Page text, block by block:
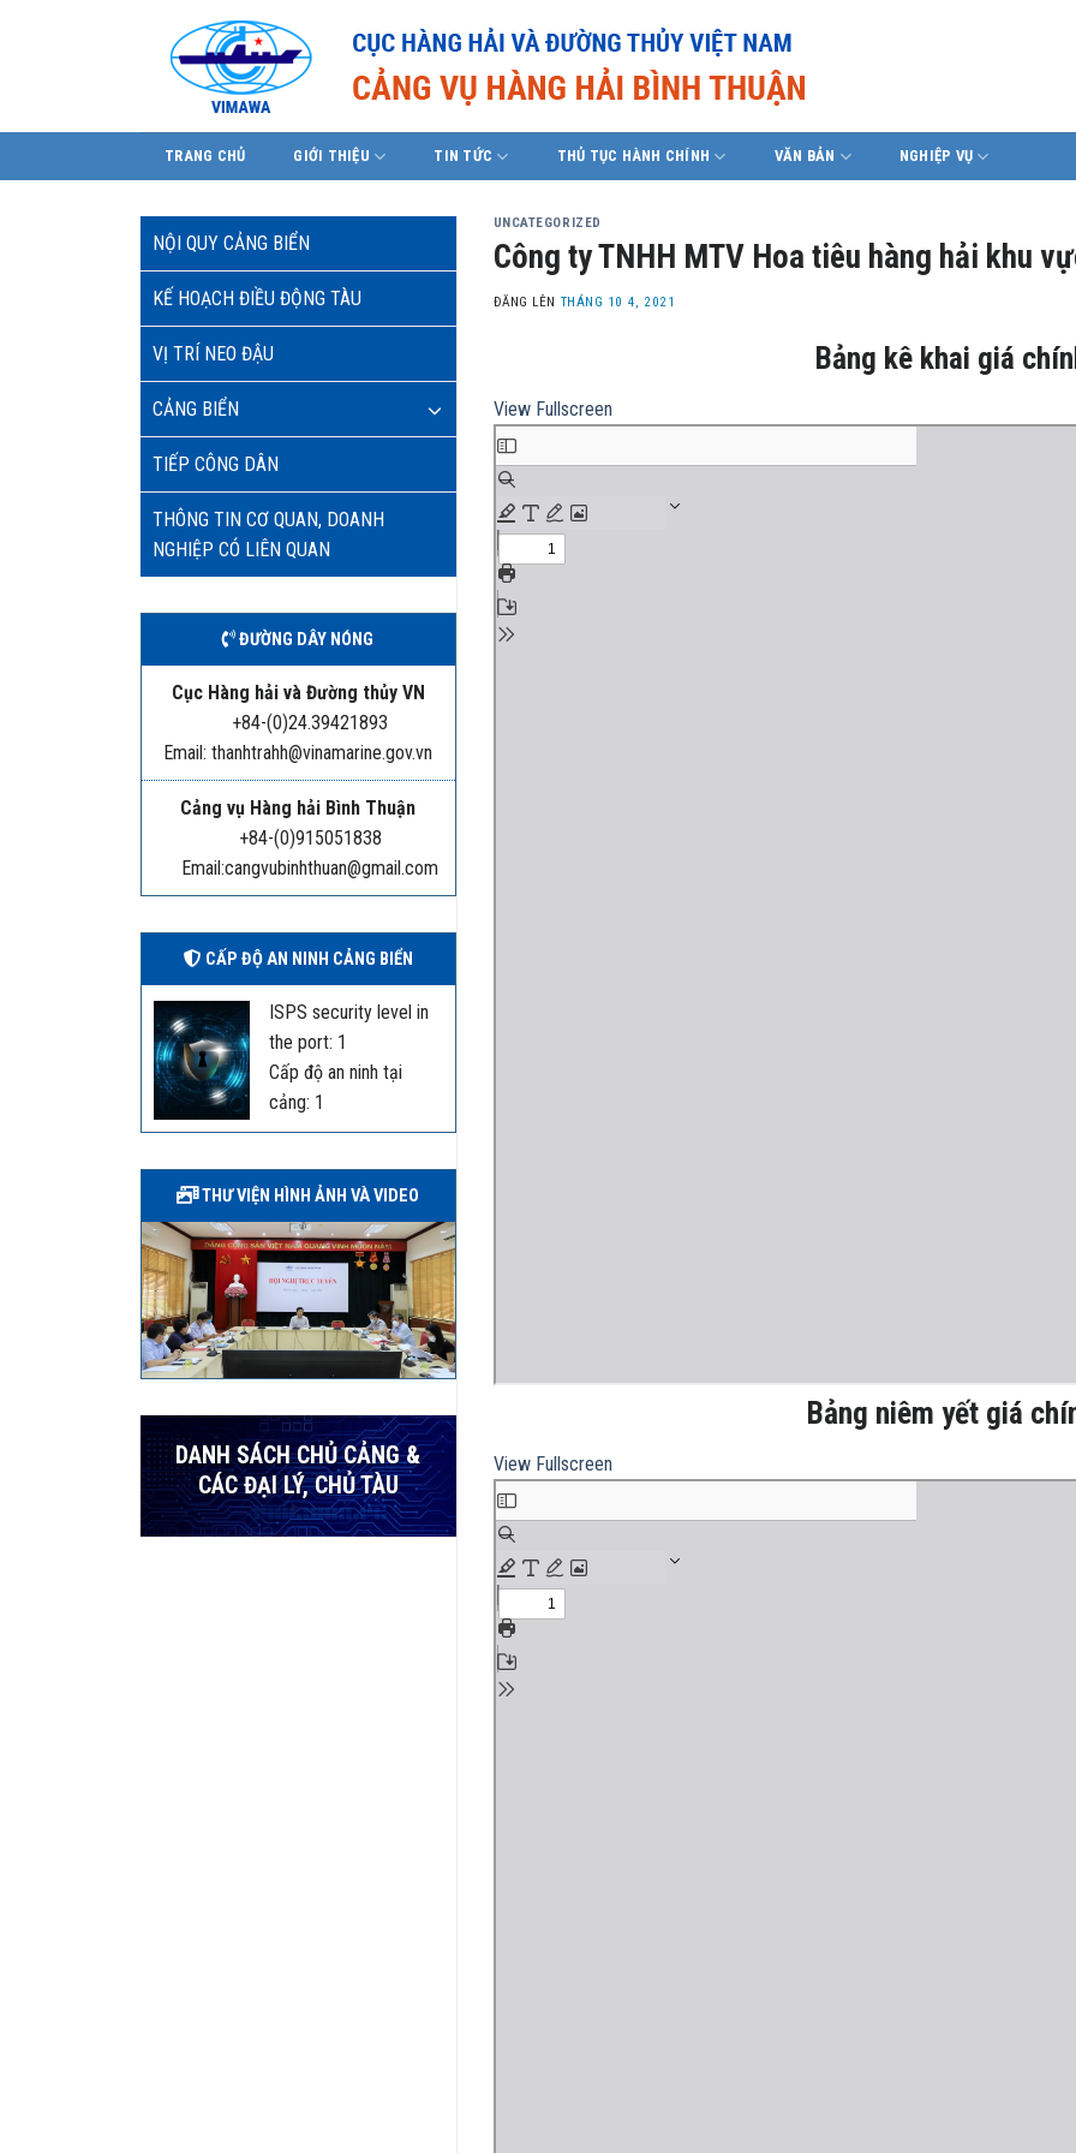
TRANG CHỦ GIỚI THIỆU TIN TỨC THỦ TỤC HÀNH CHÍNH VĂN BẢN NGHIỆP VỤ
NỘI QUY CẢNG BIỂN
KẾ HOẠCH ĐIỀU ĐỘNG TÀU
VỊ TRÍ NEO ĐẬU
CẢNG BIỂN
TIẾP CÔNG DÂN
THÔNG TIN CƠ QUAN, DOANH
NGHIỆP CÓ LIÊN QUAN
ĐƯỜNG DÂY NÓNG
Cục Hàng hải và Đường thủy VN
+84-(0)24.39421893
Email: thanhtrahh@vinamarine.gov.vn
Cảng vụ Hàng hải Bình Thuận
+84-(0)915051838
Email:cangvubinhthuan@gmail.com
CẤP ĐỘ AN NINH CẢNG BIỂN
ISPS security level in
the port: 1
Cấp độ an ninh tại
cảng: 1
THƯ VIỆN HÌNH ẢNH VÀ VIDEO
DANH SÁCH CHỦ CẢNG &
CÁC ĐẠI LÝ, CHỦ TÀU
UNCATEGORIZED
Công ty TNHH MTV Hoa tiêu hàng hải khu
ĐĂNG LÊN THÁNG 10 4, 2021
Bảng kê khai giá
View Fullscreen
Bảng niêm yết giá
View Fullscreen